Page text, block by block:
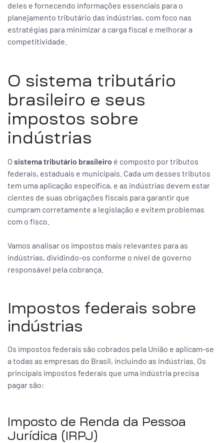
deles e fornecendo informações essenciais para o
planejamento tributário das indústrias, com foco nas
estratégias para minimizar a carga fiscal e melhorar a
competitividade.
O sistema tributário
brasileiro e seus
impostos sobre
indústrias
O sistema tributário brasileiro é composto por tributos
federais, estaduais e municipais. Cada um desses tributos
tem uma aplicação específica, e as indústrias devem estar
cientes de suas obrigações fiscais para garantir que
cumpram corretamente a legislação e evitem problemas
com o fisco.
Vamos analisar os impostos mais relevantes para as
indústrias, dividindo-os conforme o nível de governo
responsável pela cobrança.
Impostos federais sobre
indústrias
Os impostos federais são cobrados pela União e aplicam-se
a todas as empresas do Brasil, incluindo as indústrias. Os
principais impostos federais que uma indústria precisa
pagar são:
Imposto de Renda da Pessoa
Jurídica (IRPJ)